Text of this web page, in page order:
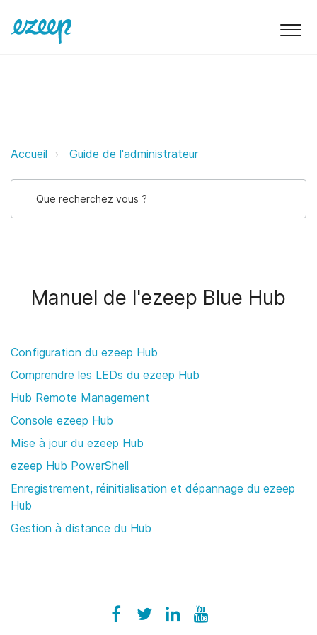
Manuel de l'ezeep Blue Hub
Accueil Guide de l'administrateur
Manuel de l'ezeep Blue Hub
Configuration du ezeep Hub
Comprendre les LEDs du ezeep Hub
Hub Remote Management
Console ezeep Hub
Mise à jour du ezeep Hub
ezeep Hub PowerShell
Enregistrement, réinitialisation et dépannage du ezeep
Hub
Gestion à distance du Hub
Facebook
ezeeplive
Twitter
ezeepLinkedIn
ezeepYouTube